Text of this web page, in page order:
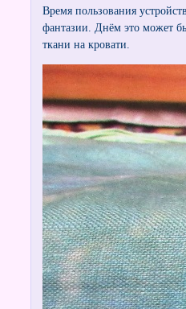
Время пользования
фантазии. Днём это может
ткани на кровати.